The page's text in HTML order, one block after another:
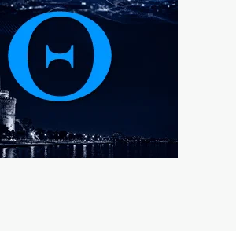
52χρονος για κατοχή κάνναβης
της Ν.Δ. διέσπασε τη φάλαγγα της